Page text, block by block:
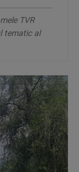
TVR
tematic al